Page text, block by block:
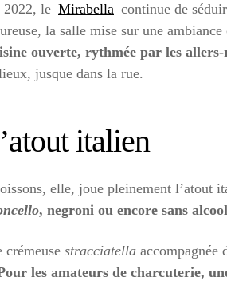
2022, le Mirabella continue de
la salle mise sur une
ouverte, rythmée par les
jusque dans la rue.
italien
elle, joue pleinement l’atout
, negroni ou encore sans
crémeuse stracciatella accompagnée
les amateurs de charcuterie,